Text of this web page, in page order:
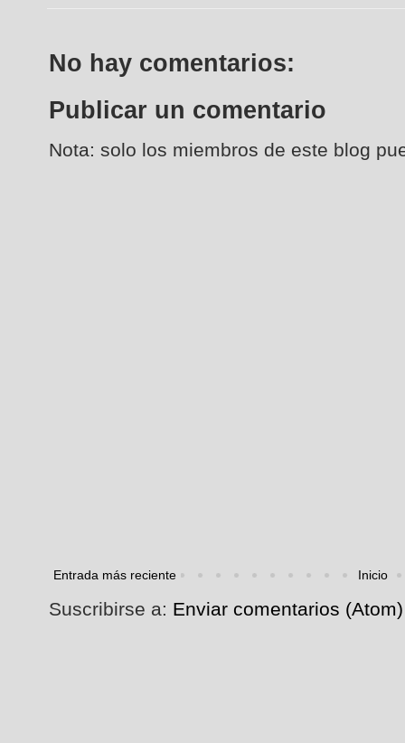
No hay comentarios:
Publicar un comentario
Nota: solo los miembros de este blog
Entrada más reciente Inicio
Suscribirse a: Enviar comentarios (Atom)